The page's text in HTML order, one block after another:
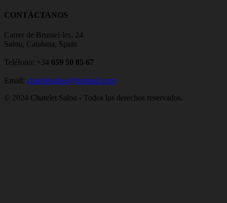
CONTÁCTANOS
Carrer de Brussel·les, 24
Salou, Cataluna, Spain
Teléfono: +34 659 50 85 67
Email: chateletsalou@hotmail.com
© 2024 Chatelet Salou - Todos los derechos reservados.